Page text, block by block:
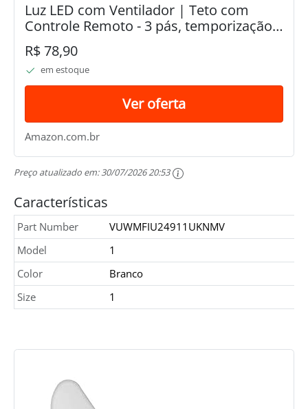
Luz LED com Ventilador | Teto com
Controle Remoto - 3 pás, temporização,
3 velocidades, luz LED regulável,
luminária para quarto infantil, sala estar
Shangjia
R$ 78,90
em estoque
Ver oferta
Amazon.com.br
Preço atualizado em:30/07/2026 20:53
Características
Part Number
VUWMFIU24911UKNMV
Model
1
Color
Branco
Size
1